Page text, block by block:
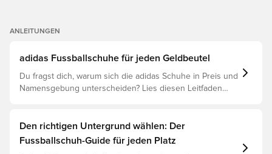
ANLEITUNGEN
adidas Fussballschuhe für jeden Geldbeutel
Du fragst dich, warum sich die adidas Schuhe in Preis und
Namensgebung unterscheiden? Lies diesen Leitfaden
Den richtigen Untergrund wählen: Der
Fussballschuh-Guide für jeden Platz